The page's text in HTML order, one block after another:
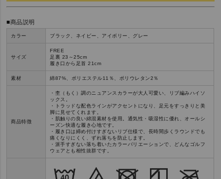
■商品説明
カラー ブラック、ネイビー、アイボリー、グレー
サイズ
FREE
足裏 23～25cm
履き口から足首 21cm
素材 綿87%、ポリエステル11％、ポリウレタン2％
商品特徴
・杢（もく）調のニュアンスカラーが大人可愛い、リブ編みハイソ
ックス。
・トラッドな配色ラインがアクセントになり、足元をすっきりと美
脚に見せてくれます。
・肌触りの良い綿混素材を使用。通気性・吸湿性に優れ、オールシ
ーズン快適な履き心地です。
・履き口は締め付けすぎないリブ仕様で、長時間歩くラウンドでも
痛くなりにくく、ずれ落ちを防止します。
・派手すぎない落ち着いたカラーバリエーションで、どんなゴルフ
ウェアとも相性抜群です。